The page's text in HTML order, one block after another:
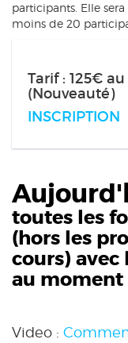
participants. Elle
moins de 20
Tarif : 125€
(Nouveauté)
INSCRIPTION
toutes les
(hors les
cours) avec
au
Video :